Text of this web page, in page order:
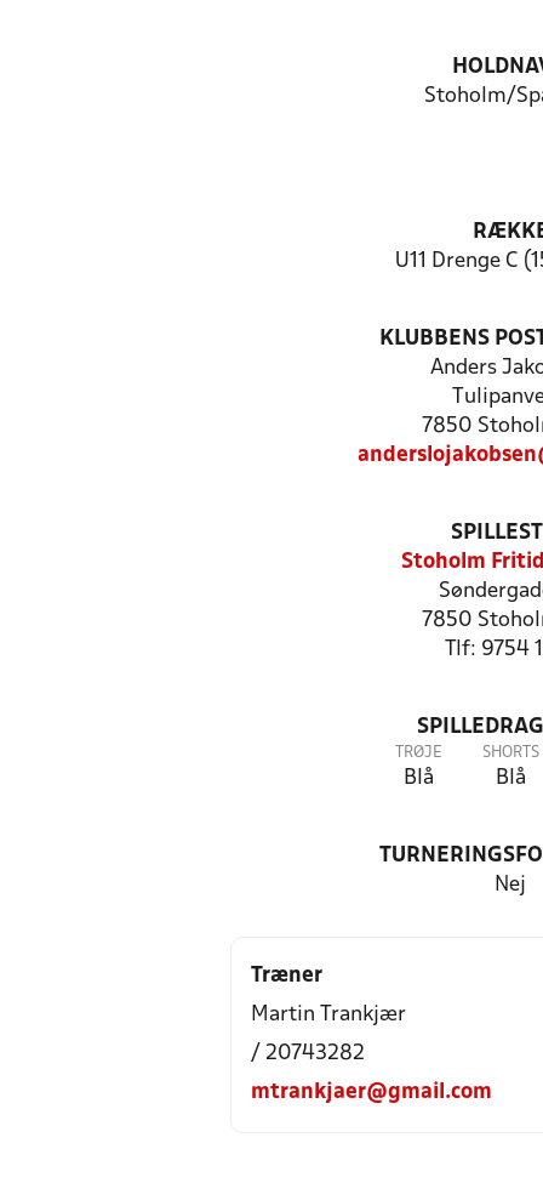
Stoholm/
U11 Drenge C
KLUBBENS
Anders
7850
Stoholm
7850
Tlf: 9754
TRØJE
Blå
SHORTS
Blå
Nej
Træner
Martin Trankjær
/ 20743282
mtrankjaer@gmail.com